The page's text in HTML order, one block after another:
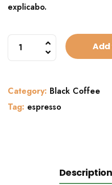
explicabo.
Category: Black Coffee
Tag: espresso
Description